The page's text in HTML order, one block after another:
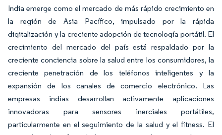
India emerge como el mercado de más rápido crecimiento en
la región de Asia Pacífico, impulsado por la rápida
digitalización y la creciente adopción de tecnología portátil. El
crecimiento del mercado del país está respaldado por la
creciente conciencia sobre la salud entre los consumidores, la
creciente penetración de los teléfonos inteligentes y la
expansión de los canales de comercio electrónico. Las
empresas indias desarrollan activamente aplicaciones
innovadoras para sensores inerciales portátiles,
particularmente en el seguimiento de la salud y el fitness. El